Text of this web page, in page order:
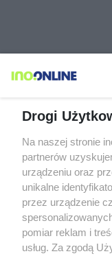
Drogi
Na naszej stronie
partnerów
urządzeniu oraz
unikalne
przez urządzenie
pomiar reklam i
usług. Za zgodą